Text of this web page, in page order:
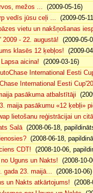
mežos ... (2009-05-16)
vedīs jūsu ceļi ... (2009-05-
vietu un nakšņošanas
2009 - 22. augustā! (2009-05-
klasēs 12 ķebļos! (2009-
aicina! (2009-03-16)
International Eesti
International Eesti
pasākuma atbalstītāji
maija pasākumu «12 ķebļi»
lietošanu reģistrācijai un
Salā(2008-06-18,
(2008-06-18,
CDT! (2008-10-06,
no Uguns un Nakts! (2008-10-
gada 23. maijā... (2008-10-06)
un Nakts atkārtojums!